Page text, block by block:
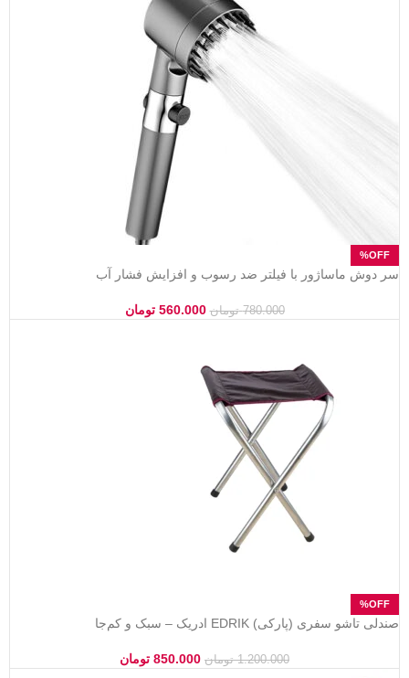
سر دوش ماساژور با فیلتر ضد رسوب و افزایش فشار آب
780.000 تومان 560.000 تومان
صندلی تاشو سفری (پارکی) EDRIK ادریک – سبک و کم‌جا
1.200.000 تومان 850.000 تومان